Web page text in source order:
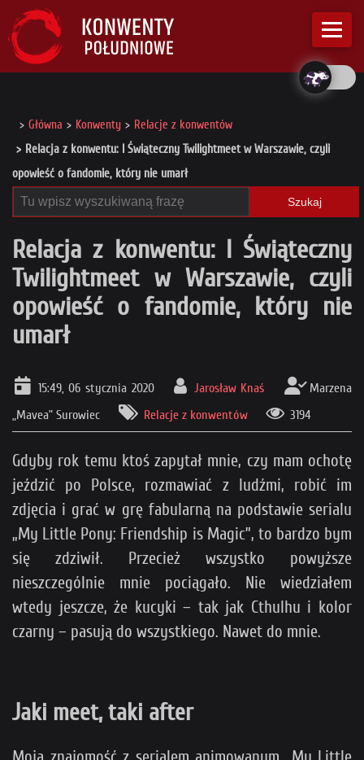
Główna Konwenty
Relacje z konwentów
Relacja z konwentu: I Świąteczny Twilightmeet w Warszawie, czyli
opowieść o fandomie, który nie umarł
Szukaj
Relacja z konwentu: I Świąteczny
Twilightmeet w Warszawie, czyli
opowieść o fandomie, który nie
umarł
15:49, 06 stycznia 2020 Jarosław Knaś
Marzena
„Mavea” Surowiec
Relacje z konwentów 3194
Gdyby rok temu ktoś zapytał mnie, czy mam ochotę
jeździć po Polsce, rozmawiać z ludźmi, robić im
zdjęcia i grać w grę fabularną na podstawie serialu
„My Little Pony: Friendship is Magic”, to bardzo bym
się zdziwił. Przecież wszystko powyższe
nieszczególnie mnie pociągało. Nie wiedziałem
wtedy jeszcze, że kucyki – tak jak Cthulhu i kolor
czarny – pasują do wszystkiego. Nawet do mnie.
Jaki meet, taki after